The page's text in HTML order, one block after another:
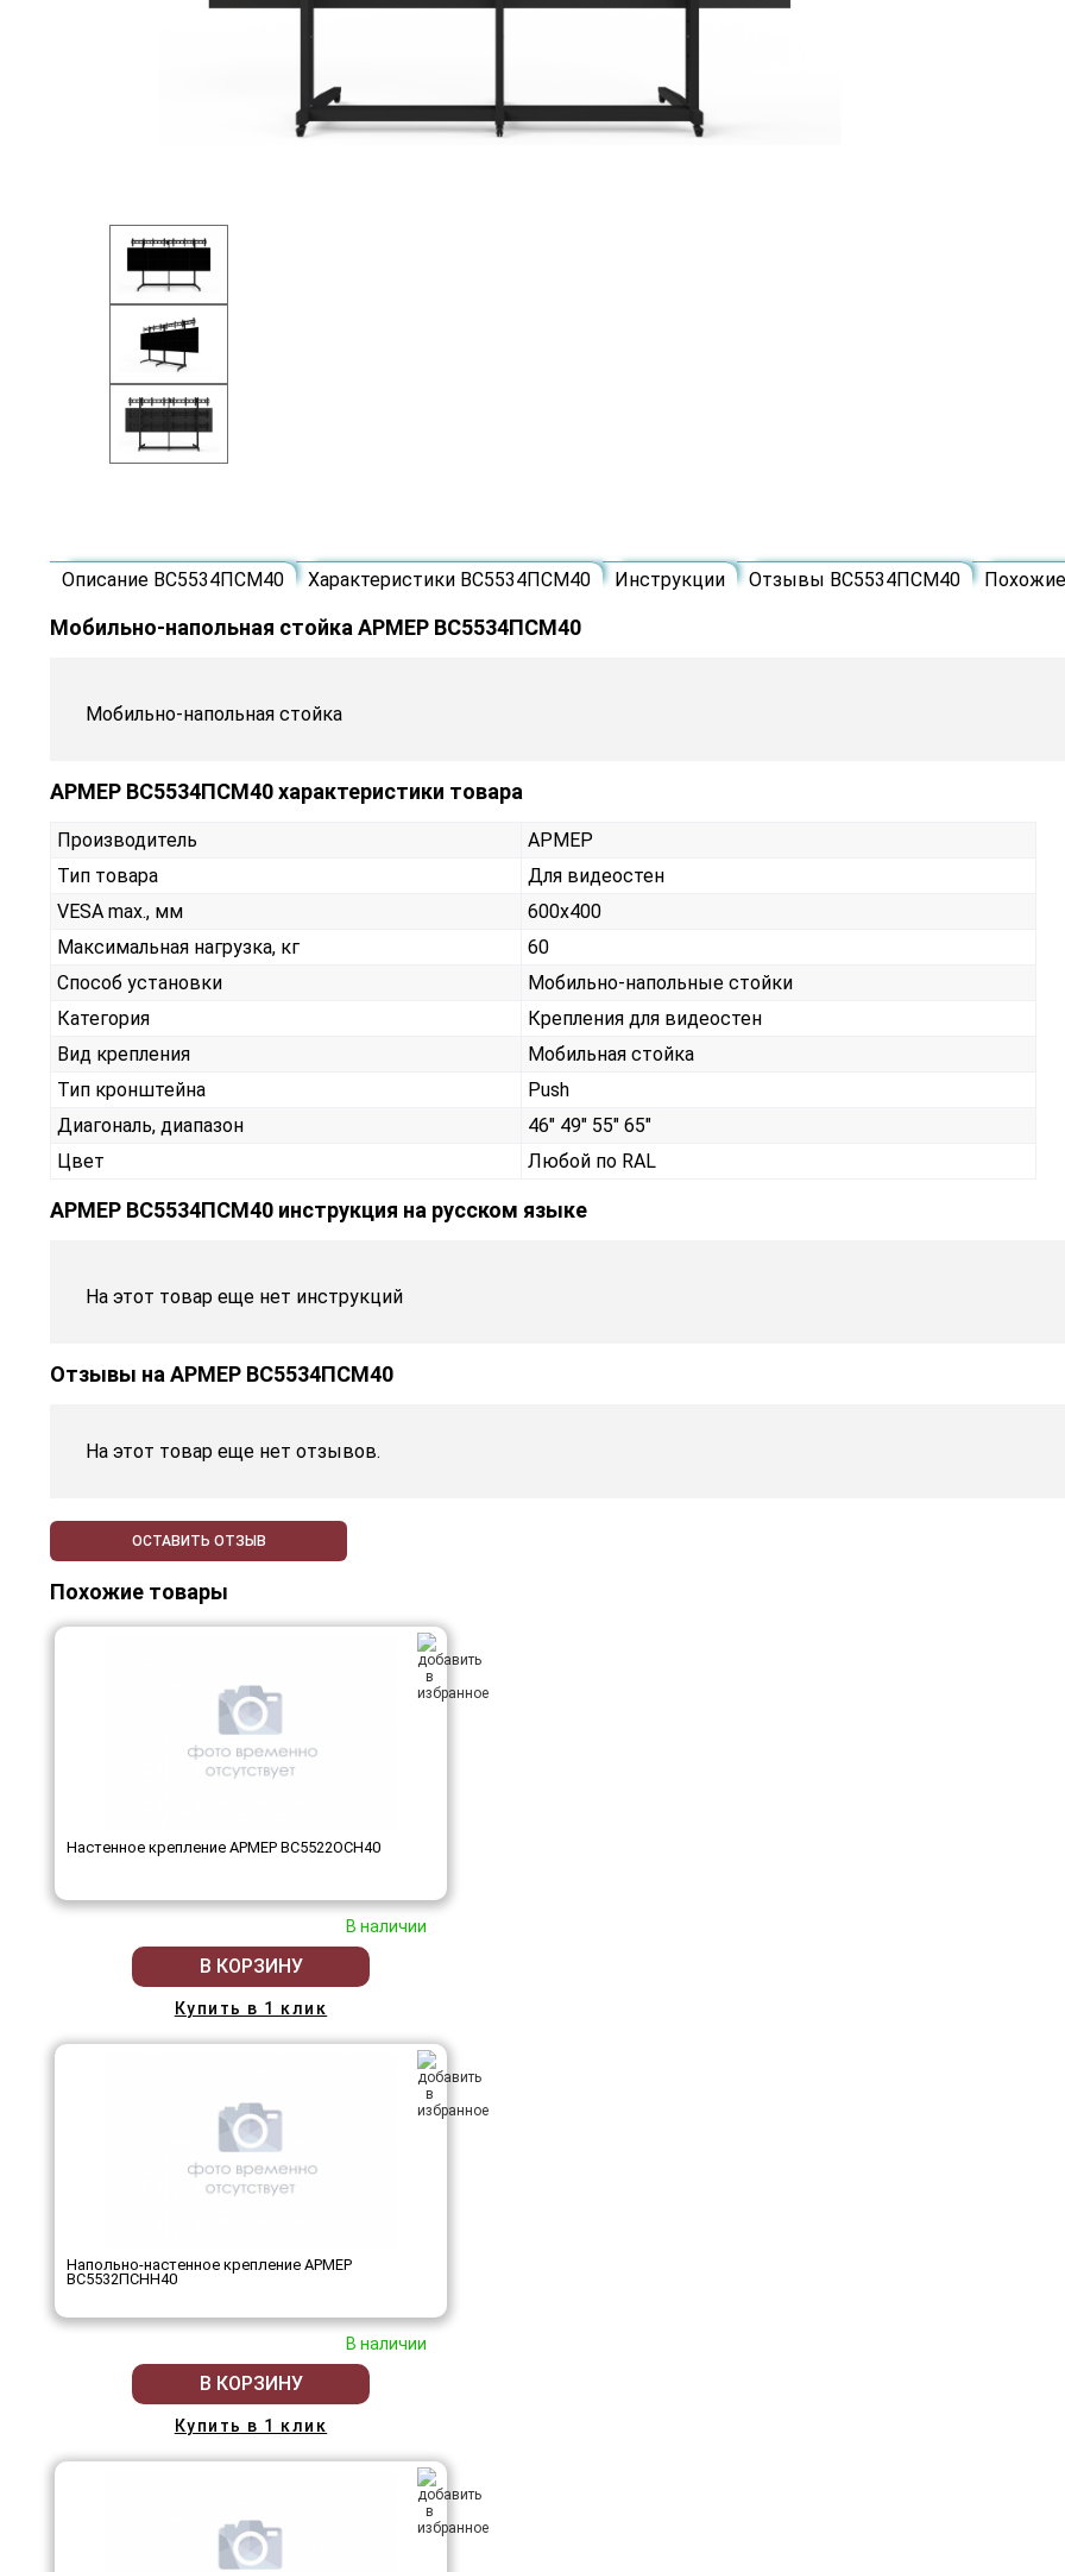
Описание ВС5534ПСМ40 Характеристики ВС5534ПСМ40 Инструкции Отзывы ВС5534ПСМ40 Похожие
Мобильно-напольная стойка АРМЕР ВС5534ПСМ40
Мобильно-напольная стойка
АРМЕР ВС5534ПСМ40 характеристики товара
Производитель
АРМЕР
Тип товара
Для видеостен
VESA max., мм
600х400
Максимальная нагрузка, кг
60
Способ установки
Мобильно-напольные стойки
Категория
Крепления для видеостен
Вид крепления
Мобильная стойка
Тип кронштейна
Push
Диагональ, диапазон
46" 49" 55" 65"
Цвет
Любой по RAL
АРМЕР ВС5534ПСМ40 инструкция на русском языке
На этот товар еще нет инструкций
Отзывы на АРМЕР ВС5534ПСМ40
На этот товар еще нет отзывов.
ОСТАВИТЬ ОТЗЫВ
Похожие товары
Настенное крепление АРМЕР ВС5522ОСН40
В наличии
В КОРЗИНУ
Купить в 1 клик
Напольно-настенное крепление АРМЕР
ВС5532ПСНН40
В наличии
В КОРЗИНУ
Купить в 1 клик